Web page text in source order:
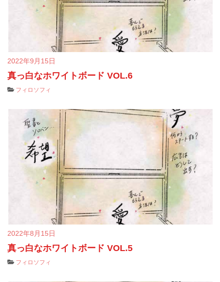
2022年9月15日
真っ白なホワイトボード VOL.6
フィロソフィ
2022年8月15日
真っ白なホワイトボード VOL.5
フィロソフィ